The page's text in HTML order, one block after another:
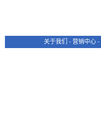
关于我们 - 营销中心 -